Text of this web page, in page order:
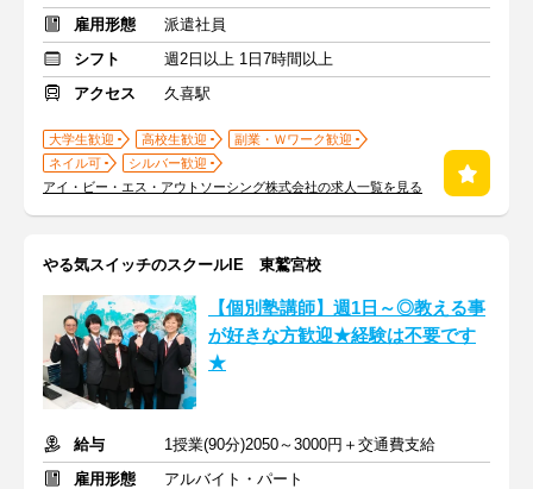
雇用形態
派遣社員
シフト
週2日以上 1日7時間以上
アクセス
久喜駅
大学生歓迎 高校生歓迎
副業・Ｗワーク歓迎
ネイル可
シルバー歓迎
アイ・ビー・エス・アウトソーシング株式会社の求人一覧を見る
やる気スイッチのスクールIE 東鷲宮校
【個別塾講師】週1日～◎教える事
が好きな方歓迎★経験は不要です
★
給与
1授業(90分)2050～3000円＋交通費支給
雇用形態
アルバイト・パート